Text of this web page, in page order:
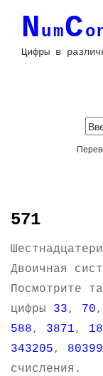
NumC
Цифры в
571
Двоичная
Посмотрите
цифры 33, 70,
588, 3871,
343205, 80399
счисления.